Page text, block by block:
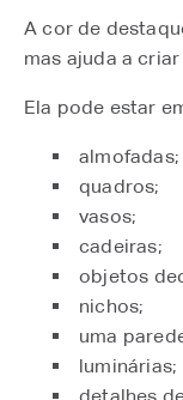
A cor de
mas ajuda a
Ela pode estar
almofadas;
quadros;
vasos;
cadeiras;
objetos
nichos;
uma
luminárias;